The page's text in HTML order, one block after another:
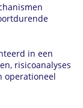
in een
risicoanalyses
operationeel